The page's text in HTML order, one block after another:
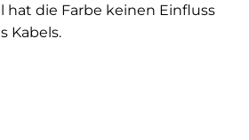
die Farbe keinen Einfluss
Kabels.